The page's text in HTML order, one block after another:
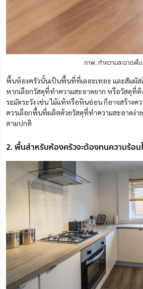
ภาพ: ทำความสะอาดพื้น
พื้นห้องครัวนั้นเป็นพื้นที่ที่เลอะเทอะ และสัมผั
หากเลือกวัสดุที่ทำความสะอาดยาก หรือวัสดุที่ต้
ระมัดระวัง เช่น ไม้แท้หรือหินอ่อน ก็อาจสร้างค
ควรเลือกพื้นที่ผลิตด้วยวัสดุที่ทำความสะอาดง่า
ตามปกติ
2. พื้นสำหรับห้องครัวจะต้องทนความร้อน